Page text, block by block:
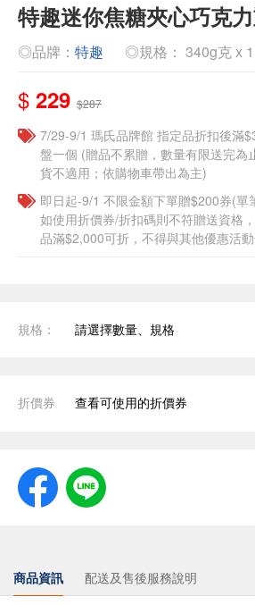
特趣迷你焦糖夾心巧克
◎品牌： 特趣 ◎規格： 340g克 x
$ 229 $287
7/29-9/1 瑪氏品牌館 指定品折扣後滿
盤一個​ (贈品不累贈，數量有限送完為
貨不適用；依購物車帶出為主)
即日起-9/1 不限金額下單贈$200券(單
如使用折價券/折扣碼則不符贈送資格
品滿$2,000可折，不得與其他優惠活
規格： 請選擇數量、規格
折價券 查看可使用的折價券
商品資訊 配送及售後服務說明